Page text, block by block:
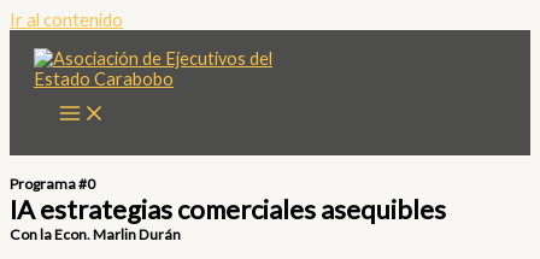
Ir al contenido
Programa #0
IA estrategias comerciales asequibles
Con la Econ. Marlin Durán